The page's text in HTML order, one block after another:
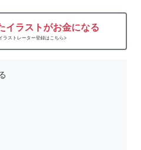
イラストがお金になる
ラストレーター登録はこちら>